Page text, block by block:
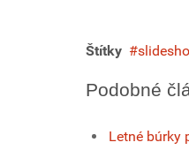
Štítky
Podobné
Letné búrky